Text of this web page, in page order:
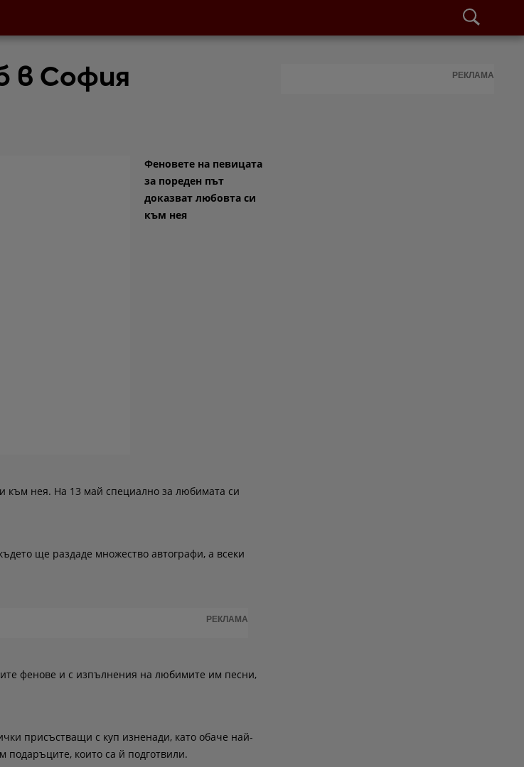
в София
Феновете на певицата
за пореден път
доказват любовта си
към нея
към нея. На 13 май специално за любимата си
ще раздаде множество автографи, а всеки
РЕКЛАМА
фенове и с изпълнения на любимите им песни,
присъстващи с куп изненади, като обаче най-
подаръците, които са й подготвили.
РЕКЛАМА